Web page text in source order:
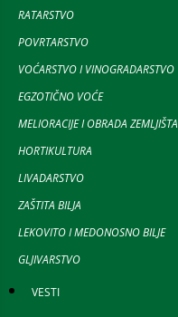
RATARSTVO
POVRTARSTVO
VOĆARSTVO I VINOGRADARSTVO
EGZOTIČNO VOĆE
MELIORACIJE I OBRADA ZEMLJIŠTA
HORTIKULTURA
LIVADARSTVO
ZAŠTITA BILJA
LEKOVITO I MEDONOSNO BILJE
GLJIVARSTVO
VESTI